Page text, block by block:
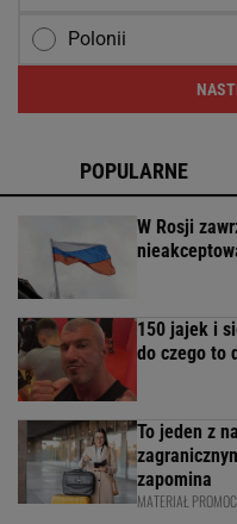
Polonii
POPULARNE
W Rosji
150 jajek i
do czego to
To jeden z
zapomina
MATERIAŁ